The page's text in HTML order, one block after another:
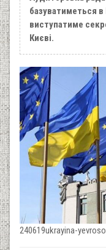
базуватиметься
виступатиме
Києві.
240619ukrayina-